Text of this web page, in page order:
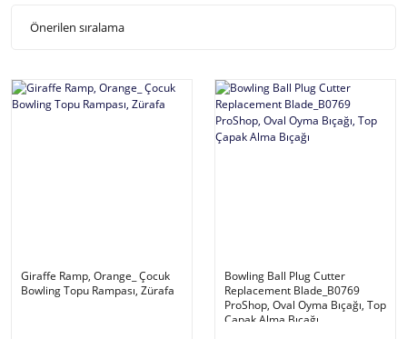
Giraffe Ramp, Orange_ Çocuk
Bowling Topu Rampası, Zürafa
Bowling Ball Plug Cutter
Replacement Blade_B0769
ProShop, Oval Oyma Bıçağı, Top
Çapak Alma Bıçağı